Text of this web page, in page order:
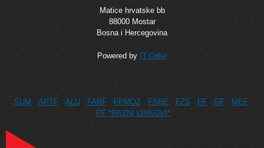
Matice hrvatske bb
88000 Mostar
Bosna i Hercegovina
Powered by IT Odjel
SUM APTF ALU FARF FPMOZ FSRE FZS FF GF
MEF
PF *RAZNI LINKOVI*